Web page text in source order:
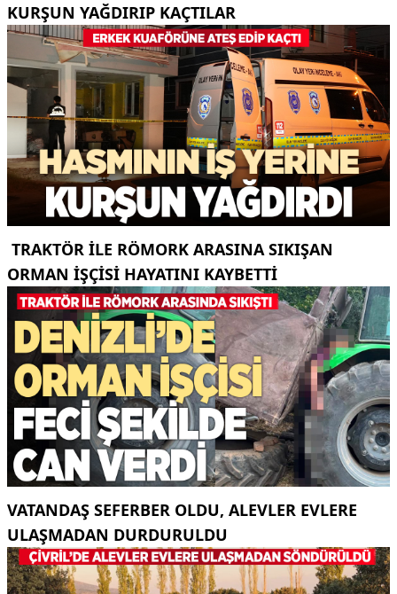
KURŞUN YAĞDIRIP KAÇTILAR
TRAKTÖR ILE RÖMORK ARASINA SIKIŞAN
ORMAN IŞÇISI HAYATINI KAYBETTI
VATANDAŞ SEFERBER OLDU, ALEVLER EVLERE
ULAŞMADAN DURDURULDU